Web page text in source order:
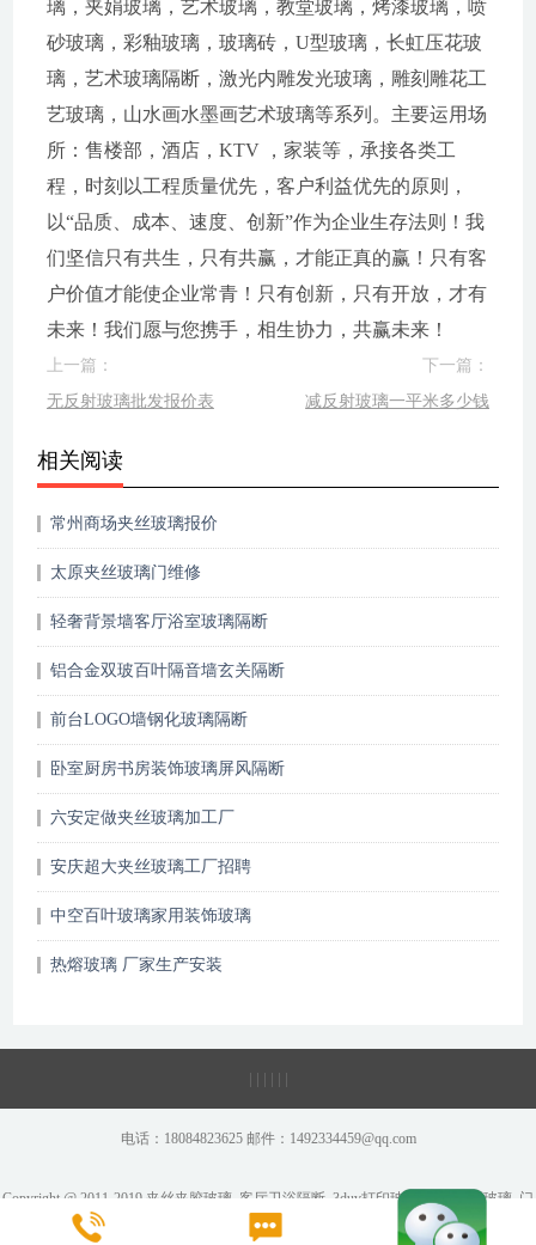
璃，夹娟玻璃，艺术玻璃，教堂玻璃，烤漆玻璃，喷
砂玻璃，彩釉玻璃，玻璃砖，U型玻璃，长虹压花玻
璃，艺术玻璃隔断，激光内雕发光玻璃，雕刻雕花工
艺玻璃，山水画水墨画艺术玻璃等系列。主要运用场
所：售楼部，酒店，KTV ，家装等，承接各类工
程，时刻以工程质量优先，客户利益优先的原则，
以“品质、成本、速度、创新”作为企业生存法则！我
们坚信只有共生，只有共赢，才能正真的赢！只有客
户价值才能使企业常青！只有创新，只有开放，才有
未来！我们愿与您携手，相生协力，共赢未来！
上一篇：
无反射玻璃批发报价表
下一篇：
减反射玻璃一平米多少钱
相关阅读
常州商场夹丝玻璃报价
太原夹丝玻璃门维修
轻奢背景墙客厅浴室玻璃隔断
铝合金双玻百叶隔音墙玄关隔断
前台LOGO墙钢化玻璃隔断
卧室厨房书房装饰玻璃屏风隔断
六安定做夹丝玻璃加工厂
安庆超大夹丝玻璃工厂招聘
中空百叶玻璃家用装饰玻璃
热熔玻璃 厂家生产安装
| | | | | |
电话：18084823625 邮件：1492334459@qq.com
Copyright @ 2011-2019 夹丝夹胶玻璃_客厅卫浴隔断_3duv打印玻璃_彩绘炫彩玻璃_门